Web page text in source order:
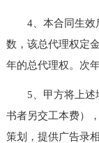
4、本合同生效后
数，该总代理权定
年的总代理权。次
5、甲方将上述地
书者另交工本费）
策划，提供广告录